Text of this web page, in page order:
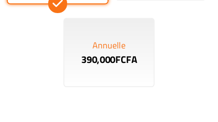
Annuelle
390,000FCFA